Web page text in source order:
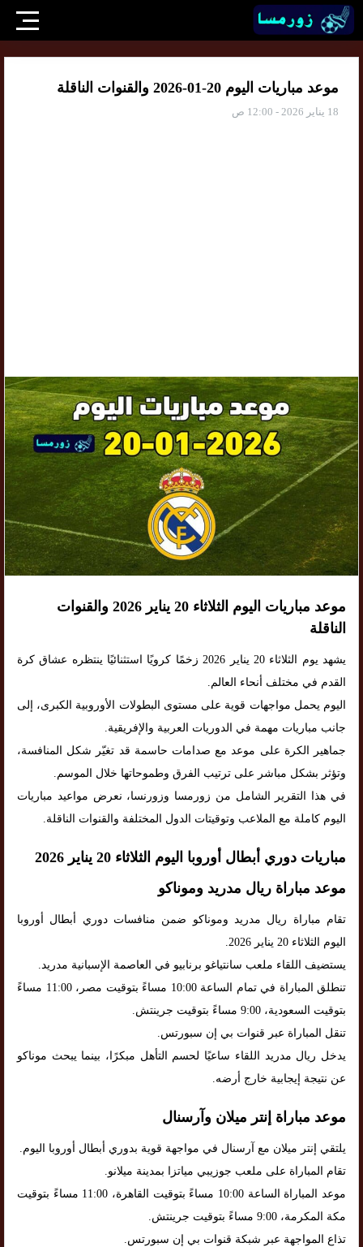
موعد مباريات اليوم 20-01-2026 والقنوات الناقلة
18 يناير 2026 - 12:00 ص
موعد مباريات اليوم الثلاثاء 20 يناير 2026 والقنوات
الناقلة
يشهد يوم الثلاثاء 20 يناير 2026 زخمًا كرويًا استثنائيًا ينتظره عشاق كرة
القدم في مختلف أنحاء العالم.
اليوم يحمل مواجهات قوية على مستوى البطولات الأوروبية الكبرى، إلى
جانب مباريات مهمة في الدوريات العربية والإفريقية.
جماهير الكرة على موعد مع صدامات حاسمة قد تغيّر شكل المنافسة،
وتؤثر بشكل مباشر على ترتيب الفرق وطموحاتها خلال الموسم.
في هذا التقرير الشامل من زورمسا وزورنسا، نعرض مواعيد مباريات
اليوم كاملة مع الملاعب وتوقيتات الدول المختلفة والقنوات الناقلة.
مباريات دوري أبطال أوروبا اليوم الثلاثاء 20 يناير 2026
موعد مباراة ريال مدريد وموناكو
تقام مباراة ريال مدريد وموناكو ضمن منافسات دوري أبطال أوروبا
اليوم الثلاثاء 20 يناير 2026.
يستضيف اللقاء ملعب سانتياغو برنابيو في العاصمة الإسبانية مدريد.
تنطلق المباراة في تمام الساعة 10:00 مساءً بتوقيت مصر، 11:00 مساءً
بتوقيت السعودية، 9:00 مساءً بتوقيت جرينتش.
تنقل المباراة عبر قنوات بي إن سبورتس.
يدخل ريال مدريد اللقاء ساعيًا لحسم التأهل مبكرًا، بينما يبحث موناكو
عن نتيجة إيجابية خارج أرضه.
موعد مباراة إنتر ميلان وآرسنال
يلتقي إنتر ميلان مع آرسنال في مواجهة قوية بدوري أبطال أوروبا اليوم.
تقام المباراة على ملعب جوزيبي مياتزا بمدينة ميلانو.
موعد المباراة الساعة 10:00 مساءً بتوقيت القاهرة، 11:00 مساءً بتوقيت
مكة المكرمة، 9:00 مساءً بتوقيت جرينتش.
تذاع المواجهة عبر شبكة قنوات بي إن سبورتس.